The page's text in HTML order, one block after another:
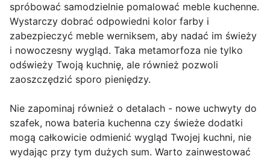
spróbować samodzielnie pomalować meble kuchenne.
Wystarczy dobrać odpowiedni kolor farby i
zabezpieczyć meble werniksem, aby nadać im świeży
i nowoczesny wygląd. Taka metamorfoza nie tylko
odświeży Twoją kuchnię, ale również pozwoli
zaoszczędzić sporo pieniędzy.
Nie zapominaj również o detalach - nowe uchwyty do
szafek, nowa bateria kuchenna czy świeże dodatki
mogą całkowicie odmienić wygląd Twojej kuchni, nie
wydając przy tym dużych sum. Warto zainwestować